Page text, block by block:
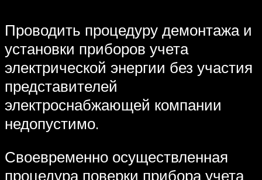
Проводить процедуру демонтажа и
установки приборов учета
электрической энергии без участия
представителей
электроснабжающей компании
недопустимо.
Своевременно осуществленная
процедура поверки прибора учета